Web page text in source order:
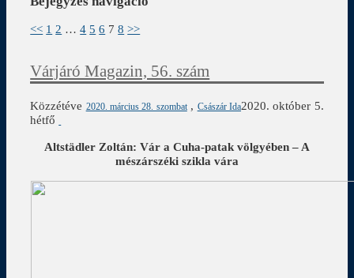
<< 1 2 … 4 5 6 7 8 >>
Várjáró Magazin, 56. szám
Közzétéve 2020. március 28. szombat , Császár Ida2020. október 5.
hétfő
Altstädler Zoltán: Vár a Cuha-patak völgyében – A
mészárszéki szikla vára